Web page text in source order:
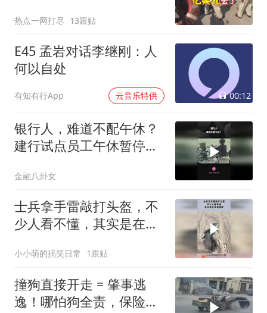
热点一网打尽 13跟贴
E45 孟岩对话李继刚：人
何以自处
有知有行App 云音乐特供 00:12
银行人，难道不配午休？
建行试点员工午休暂停柜
金融八卦女
士兵拿手雷敲打头盔，不
少人看不懂，其实是在开
小小萌的搞笑日常 1跟贴
撞狗直接开走 = 肇事逃
逸！哪怕狗全责，保险一